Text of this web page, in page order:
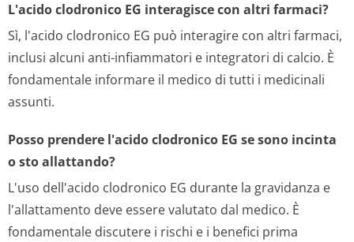
L'acido clodronico EG interagisce con altri farmaci?
Sì, l'acido clodronico EG può interagire con altri farmaci,
inclusi alcuni anti-infiammatori e integratori di calcio. È
fondamentale informare il medico di tutti i medicinali
assunti.
Posso prendere l'acido clodronico EG se sono incinta
o sto allattando?
L'uso dell'acido clodronico EG durante la gravidanza e
l'allattamento deve essere valutato dal medico. È
fondamentale discutere i rischi e i benefici prima